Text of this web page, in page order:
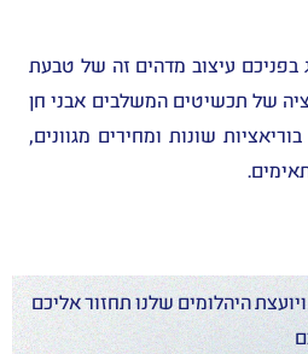
בפניכם עיצוב מדהים זה של טבעת
של תכשיטים המשלבים אבני חן
שונות ומחירים מגוונים,
היהלומים שלנו תחזור אליכם